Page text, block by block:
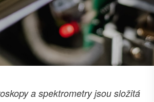
a spektrometry jsou složitá